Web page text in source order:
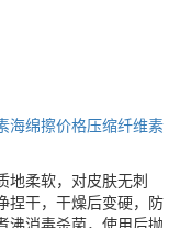
海绵擦价格压缩纤维素
地柔软，对皮肤无刺
捏干，干燥后变硬，防